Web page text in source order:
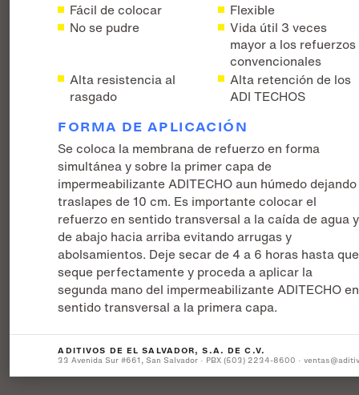
Fácil de colocar
Flexible
No se pudre
Vida útil 3 veces
mayor a los refuerzos
convencionales
Alta resistencia al
rasgado
Alta retención de los
ADI TECHOS
FORMA DE APLICACIÓN
Se coloca la membrana de refuerzo en forma
simultánea y sobre la primer capa de
impermeabilizante ADITECHO aun húmedo dejando
traslapes de 10 cm. Es importante colocar el
refuerzo en sentido transversal a la caída de agua y
de abajo hacia arriba evitando arrugas y
abolsamientos. Deje secar de 4 a 6 horas hasta que
seque perfectamente y proceda a aplicar la
segunda mano del impermeabilizante ADITECHO en
sentido transversal a la primera capa.
ADITIVOS DE EL SALVADOR, S.A. DE C.V.
33 Avenida Sur #661, San Salvador · PBX (503) 2234-8600 ·